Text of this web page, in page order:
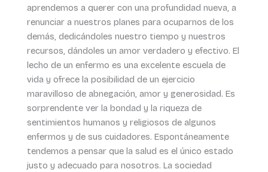
aprendemos a querer con una profundidad nueva, a
renunciar a nuestros planes para ocuparnos de los
demás, dedicándoles nuestro tiempo y nuestros
recursos, dándoles un amor verdadero y efectivo. El
lecho de un enfermo es una excelente escuela de
vida y ofrece la posibilidad de un ejercicio
maravilloso de abnegación, amor y generosidad. Es
sorprendente ver la bondad y la riqueza de
sentimientos humanos y religiosos de algunos
enfermos y de sus cuidadores. Espontáneamente
tendemos a pensar que la salud es el único estado
justo y adecuado para nosotros. La sociedad